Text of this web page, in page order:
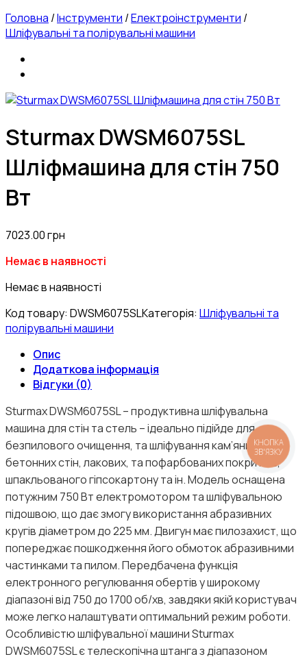
Головна /Інструменти /Електроінструменти /
Шліфувальні та полірувальні машини
Sturmax DWSM6075SL
Шліфмашина для стін 750
Вт
7023.00грн
Немає в наявності
Немає в наявності
Код товару: DWSM6075SLКатегорія: Шліфувальні та
полірувальні машини
Опис
Додаткова інформація
Відгуки (0)
Sturmax DWSM6075SL – продуктивна шліфувальна
машина для стін та стель – ідеально підійде для
безпилового очищення, та шліфування кам’яних, та
бетонних стін, лакових, та пофарбованих покриттів,
шпакльованого гіпсокартону та ін. Модель оснащена
потужним 750 Вт електромотором та шліфувальною
підошвою, що дає змогу використання абразивних
кругів діаметром до 225 мм. Двигун має пилозахист, що
попереджає пошкодження його обмоток абразивними
частинками та пилом. Передбачена функція
електронного регулювання обертів у широкому
діапазоні від 750 до 1700 об/хв, завдяки якій користувач
може легко налаштувати оптимальний режим роботи.
Особливістю шліфувальної машини Sturmax
DWSM6075SL є телескопічна штанга з діапазоном
КНОПКА
ЗВ'ЯЗКУ